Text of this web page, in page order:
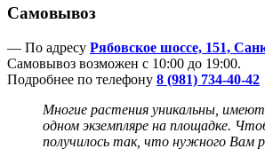
Самовывоз
— По адресу Рябовское шоссе, 151,
Самовывоз возможен с 10:00 до 19:00.
Подробнее по телефону 8 (981) 734-40-42
Многие растения уникальны,
одном экземпляре на площадке.
получилось так, что нужного Вам